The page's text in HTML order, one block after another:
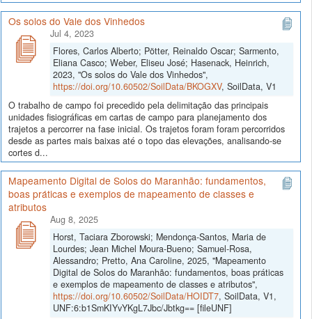
Os solos do Vale dos Vinhedos
Jul 4, 2023
Flores, Carlos Alberto; Pötter, Reinaldo Oscar; Sarmento,
Eliana Casco; Weber, Eliseu José; Hasenack, Heinrich,
2023, "Os solos do Vale dos Vinhedos",
https://doi.org/10.60502/SoilData/BKOGXV, SoilData, V1
O trabalho de campo foi precedido pela delimitação das principais
unidades fisiográficas em cartas de campo para planejamento dos
trajetos a percorrer na fase inicial. Os trajetos foram foram percorridos
desde as partes mais baixas até o topo das elevações, analisando-se
cortes d...
Mapeamento Digital de Solos do Maranhão: fundamentos,
boas práticas e exemplos de mapeamento de classes e
atributos
Aug 8, 2025
Horst, Taciara Zborowski; Mendonça-Santos, Maria de
Lourdes; Jean Michel Moura-Bueno; Samuel-Rosa,
Alessandro; Pretto, Ana Caroline, 2025, "Mapeamento
Digital de Solos do Maranhão: fundamentos, boas práticas
e exemplos de mapeamento de classes e atributos",
https://doi.org/10.60502/SoilData/HOIDT7, SoilData, V1,
UNF:6:b1SmKIYvYKgL7Jbc/Jbtkg== [fileUNF]